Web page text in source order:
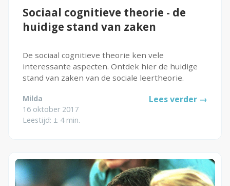
Sociaal cognitieve theorie - de
huidige stand van zaken
De sociaal cognitieve theorie ken vele
interessante aspecten. Ontdek hier de huidige
stand van zaken van de sociale leertheorie.
Milda
16 oktober 2017
Leestijd: ± 4 min.
Lees verder →